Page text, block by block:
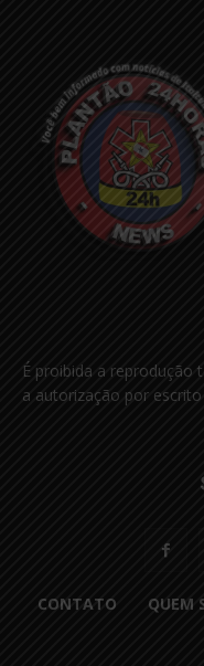
É proibida a reprodução
a autorização por
CONTATO QUEM